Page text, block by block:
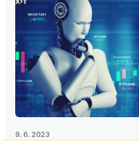
9. 6. 2023